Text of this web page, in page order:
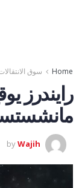
Home سوق
رايندرز
byWajih